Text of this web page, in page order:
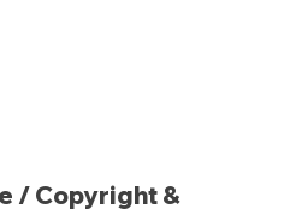
/ Copyright &